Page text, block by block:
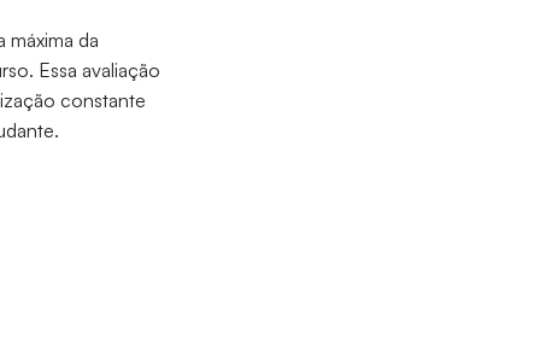
da
Essa avaliação
constante